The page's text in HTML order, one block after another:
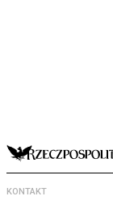
KONTAKT